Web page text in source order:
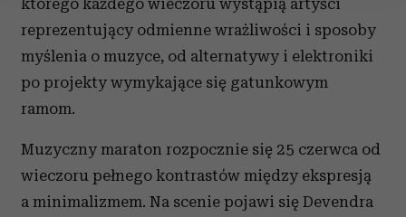
Wykorzystujemy pliki cookie do spersonalizowania treści
i reklam, aby oferować funkcje społecznościowe i
analizować ruch w naszej witrynie. Informacje o tym, jak
korzystasz z naszej witryny, udostępniamy partnerom
społecznościowym, reklamowym i analitycznym.
otrzymanymi od Ciebie lub uzyskanymi podczas
korzystania z ich usług.
którego każdego wieczoru wystąpią artyści
reprezentujący odmienne wrażliwości i sposoby
myślenia o muzyce, od alternatywy i elektroniki
po projekty wymykające się gatunkowym
ramom.
Muzyczny maraton rozpocznie się 25 czerwca od
wieczoru pełnego kontrastów między ekspresją
a minimalizmem. Na scenie pojawi się Devendra